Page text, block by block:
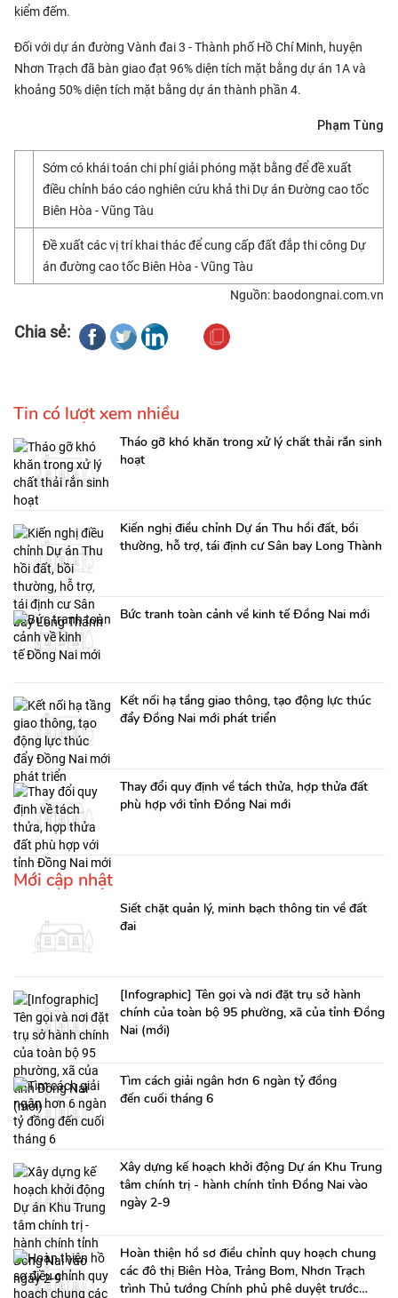
kiểm đếm.
Đối với dự án đường Vành đai 3 - Thành phố Hồ Chí Minh, huyện
Nhơn Trạch đã bàn giao đạt 96% diện tích mặt bằng dự án 1A và
khoảng 50% diện tích mặt bằng dự án thành phần 4.
Phạm Tùng
Sớm có khái toán chi phí giải phóng mặt bằng để đề xuất
điều chỉnh báo cáo nghiên cứu khả thi Dự án Đường cao tốc
Biên Hòa - Vũng Tàu
Đề xuất các vị trí khai thác để cung cấp đất đắp thi công Dự
án đường cao tốc Biên Hòa - Vũng Tàu
Nguồn: baodongnai.com.vn
Chia sẻ:
Tin có lượt xem nhiều
Tháo gỡ khó khăn trong xử lý chất thải rắn sinh
hoạt
Kiến nghị điều chỉnh Dự án Thu hồi đất, bồi
thường, hỗ trợ, tái định cư Sân bay Long Thành
Bức tranh toàn cảnh về kinh tế Đồng Nai mới
Kết nối hạ tầng giao thông, tạo động lực thúc
đẩy Đồng Nai mới phát triển
Thay đổi quy định về tách thửa, hợp thửa đất
phù hợp với tỉnh Đồng Nai mới
Mới cập nhật
Siết chặt quản lý, minh bạch thông tin về đất
đai
[Infographic] Tên gọi và nơi đặt trụ sở hành
chính của toàn bộ 95 phường, xã của tỉnh Đồng
Nai (mới)
Tìm cách giải ngân hơn 6 ngàn tỷ đồng
đến cuối tháng 6
Xây dựng kế hoạch khởi động Dự án Khu Trung
tâm chính trị - hành chính tỉnh Đồng Nai vào
ngày 2-9
Hoàn thiện hồ sơ điều chỉnh quy hoạch chung
các đô thị Biên Hòa, Trảng Bom, Nhơn Trạch
trình Thủ tướng Chính phủ phê duyệt trước